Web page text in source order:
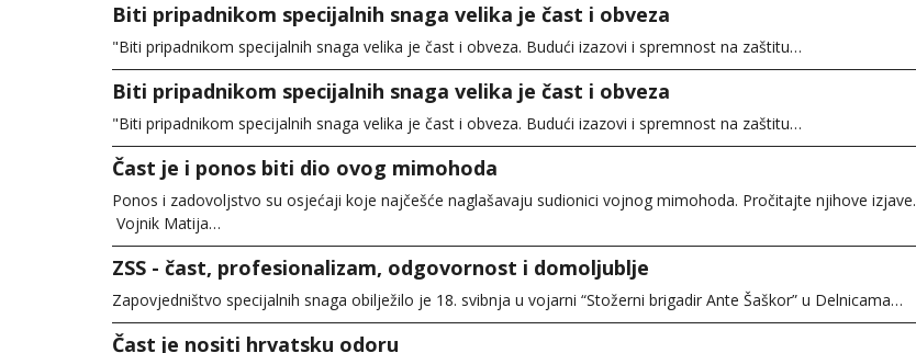
Biti pripadnikom specijalnih snaga velika je čast i obveza
"Biti pripadnikom specijalnih snaga velika je čast i obveza. Budući izazovi i spremnost na zaštitu…
Biti pripadnikom specijalnih snaga velika je čast i obveza
"Biti pripadnikom specijalnih snaga velika je čast i obveza. Budući izazovi i spremnost na zaštitu…
Čast je i ponos biti dio ovog mimohoda
Ponos i zadovoljstvo su osjećaji koje najčešće naglašavaju sudionici vojnog mimohoda. Pročitajte njihove izjave.
Vojnik Matija…
ZSS - čast, profesionalizam, odgovornost i domoljublje
Zapovjedništvo specijalnih snaga obilježilo je 18. svibnja u vojarni “Stožerni brigadir Ante Šaškor” u Delnicama…
Čast je nositi hrvatsku odoru